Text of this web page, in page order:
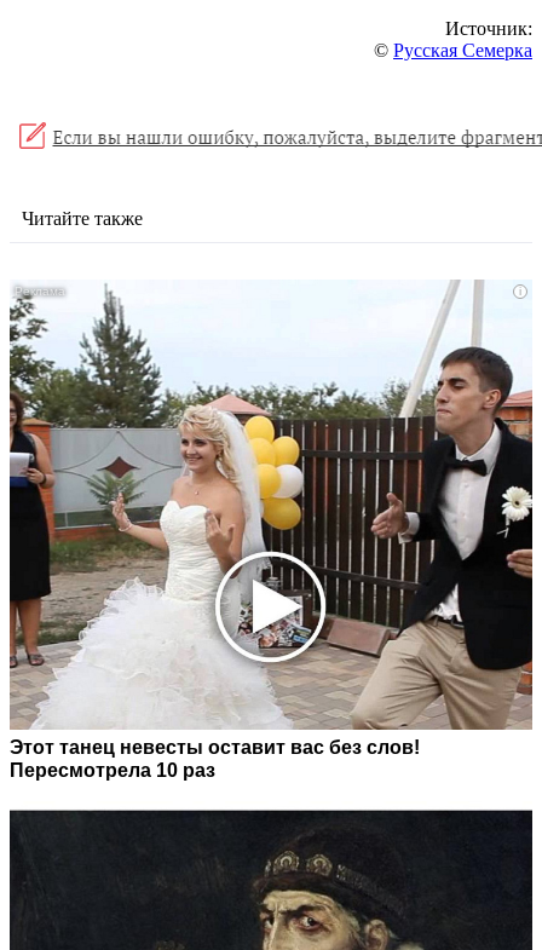
Источник:
© Русская Семерка
Читайте также
i
Этот танец невесты оставит вас без слов!
Пересмотрела 10 раз